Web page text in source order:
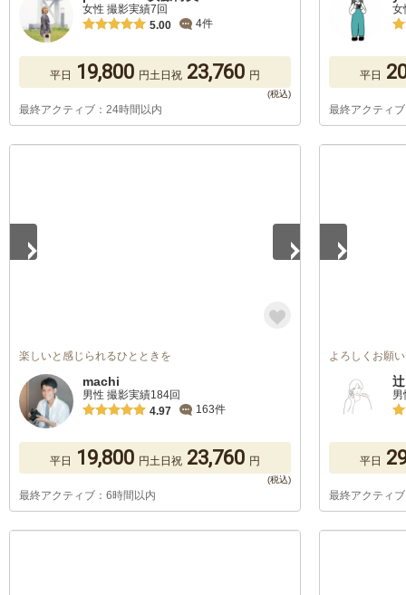
女性 撮影実績7回
5.00
4件
平日 19,800 円土日祝 23,760 円
最終アクティブ：24時間以内
女
平日
最終アクティ
楽しいと感じられるひとときを
machi
男性 撮影実績184回
4.97
163件
平日 19,800 円土日祝 23,760 円
最終アクティブ：6時間以内
よろしくお願
平日
最終アクティ